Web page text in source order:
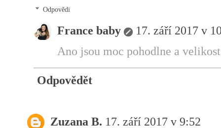
Odpovědi
France baby
17. září 2017 v
Ano jsou moc pohodlne a
Odpovědět
Zuzana B. 17. září 2017 v 9:52